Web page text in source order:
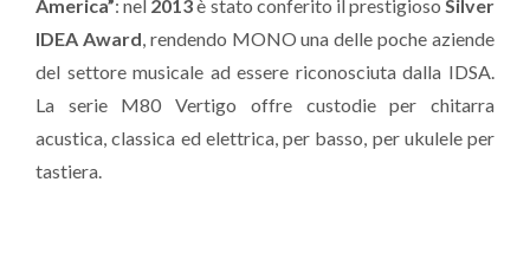
America”: nel 2013è stato conferito il prestigioso Silver
IDEA Award, rendendo MONO una delle poche aziende
del settore musicale ad essere riconosciuta dalla IDSA.
La serie M80 Vertigo offre custodie per chitarra
acustica, classica ed elettrica, per basso, per ukulele per
tastiera.